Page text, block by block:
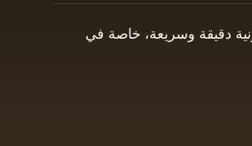
دقيقة وسريعة، خاصة في